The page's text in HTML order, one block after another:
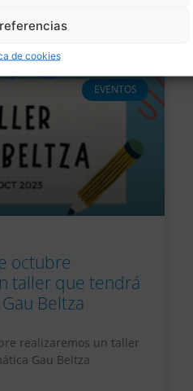
de cookies
EVENTOS
octubre
taller que tendrá
Beltza
realizaremos un taller
Gau Beltza